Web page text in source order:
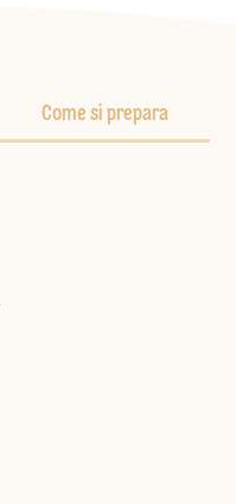
Come si prepara